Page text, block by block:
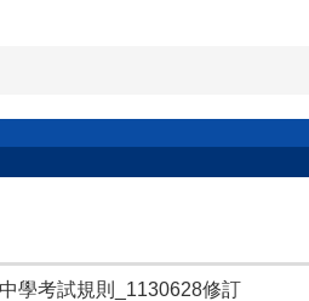
學考試規則_1130628修訂